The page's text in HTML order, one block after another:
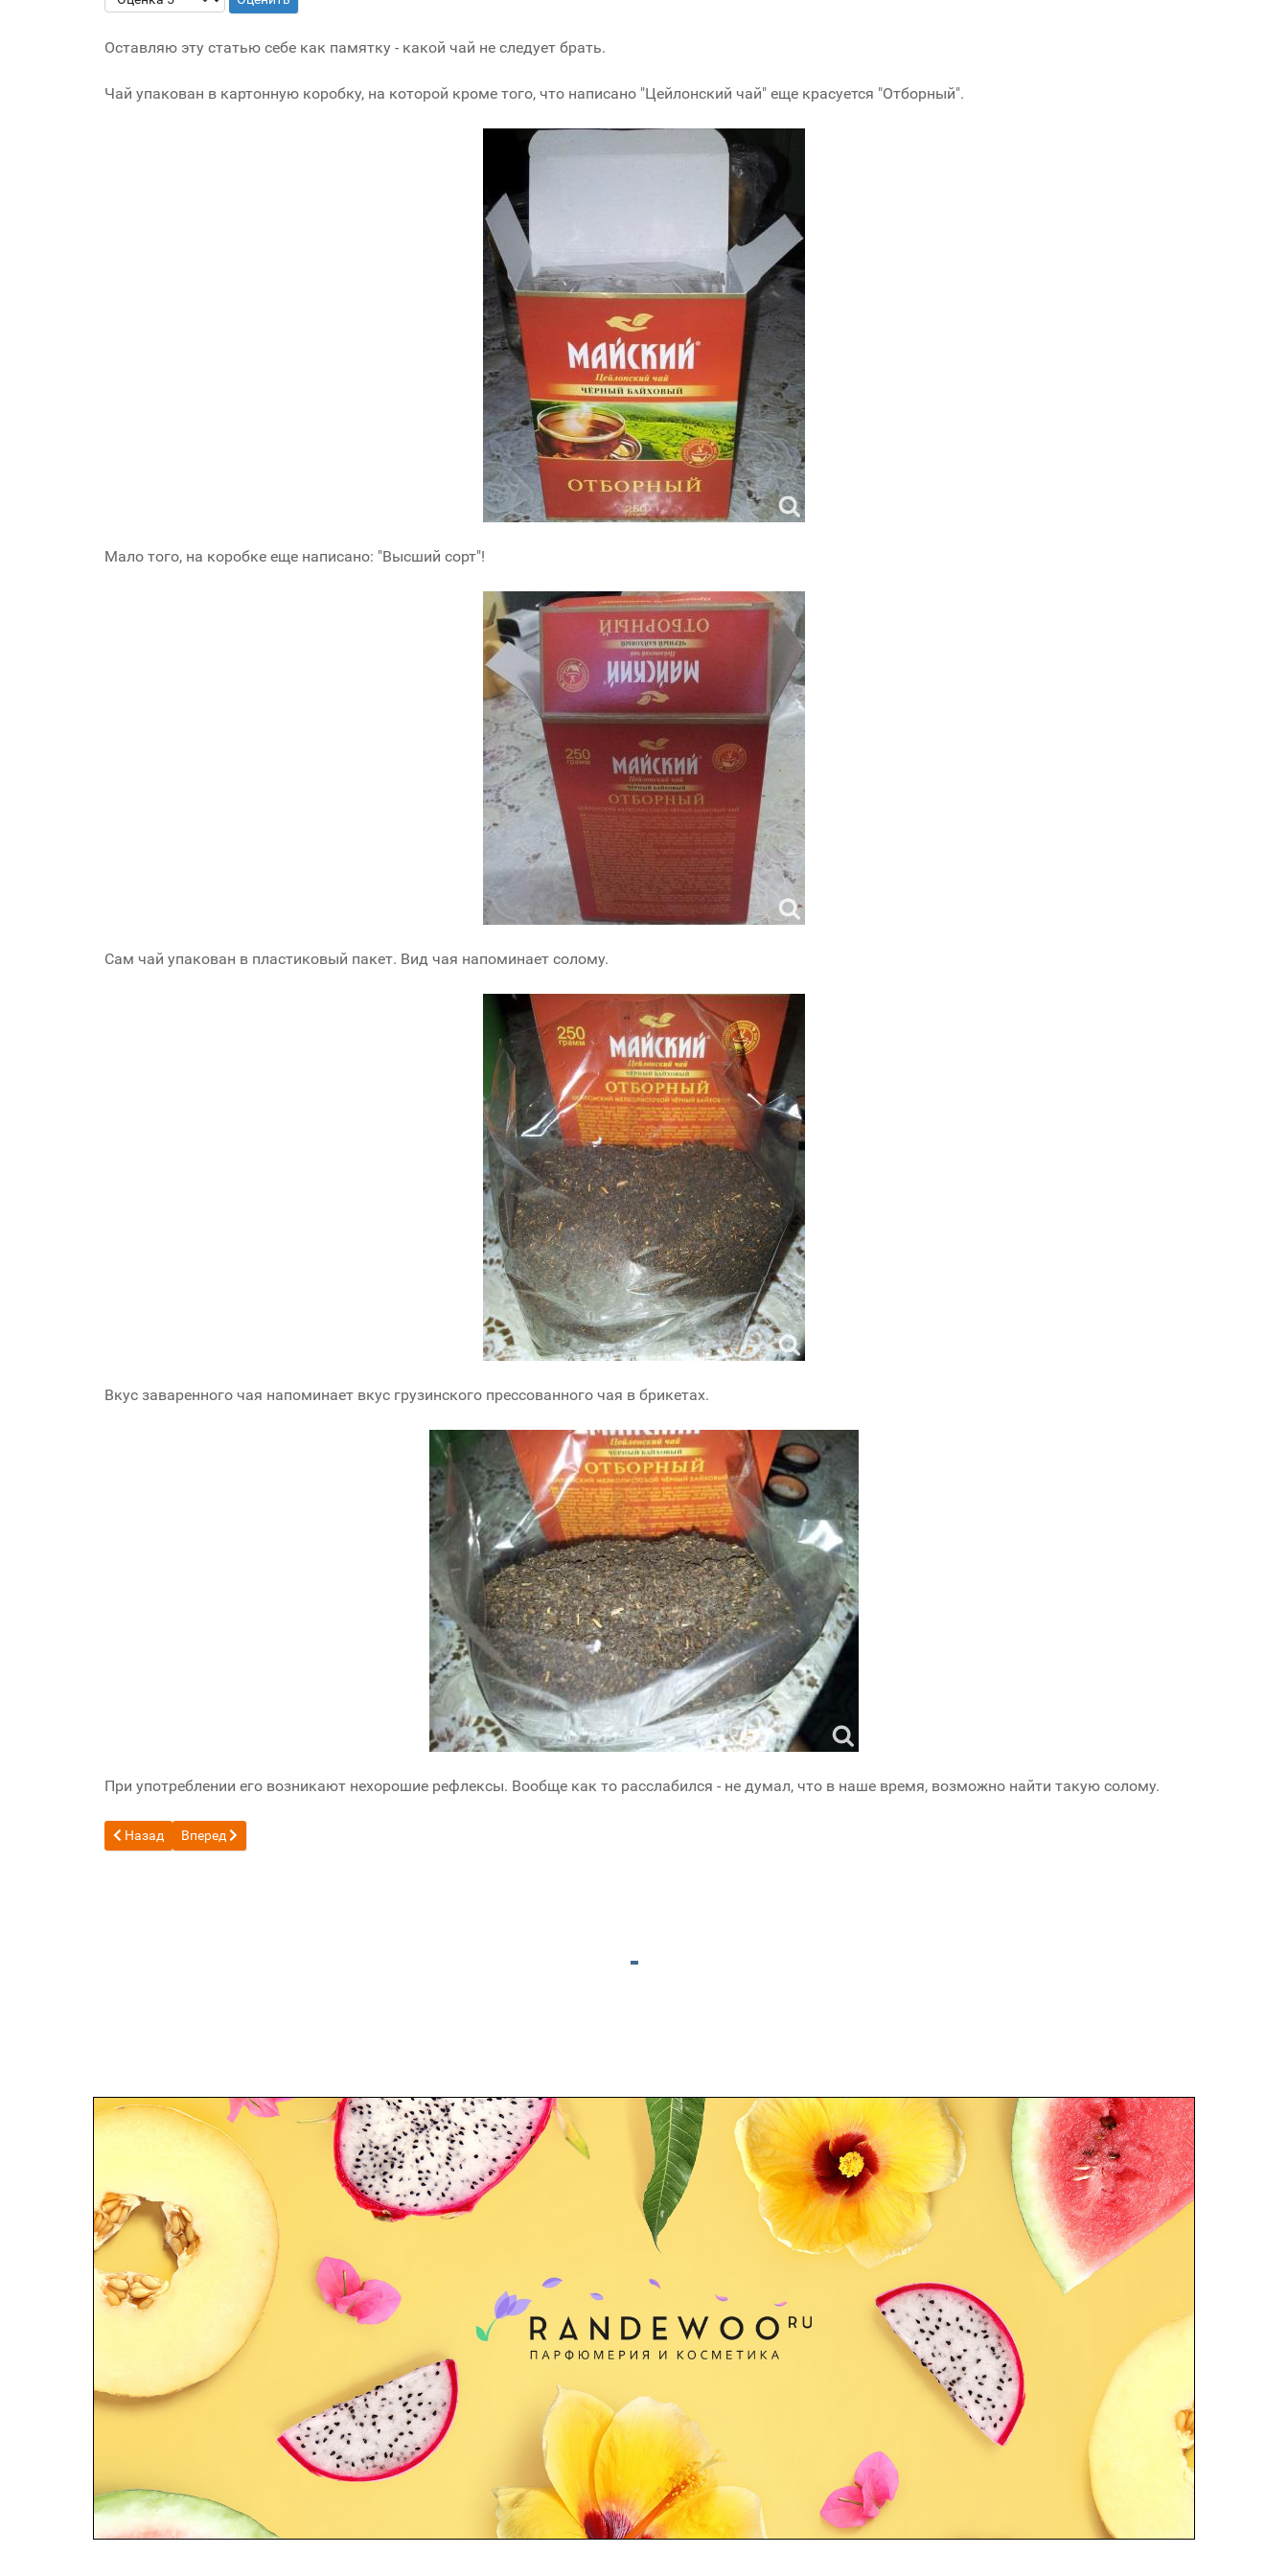
Оставляю эту статью себе как памятку - какой чай не следует брать.
Чай упакован в картонную коробку, на которой кроме того, что написано "Цейлонский чай" еще красуется "Отборный".
Мало того, на коробке еще написано: "Высший сорт"!
Сам чай упакован в пластиковый пакет. Вид чая напоминает солому.
Вкус заваренного чая напоминает вкус грузинского прессованного чая в брикетах.
При употреблении его возникают нехорошие рефлексы. Вообще как то расслабился - не думал, что в наше время, возможно найти такую солому.
Предыдущий: Обзор кофеварки DeLonghi EC9
Назад Следующий: Обзор беспроводной мыши A4Tech G7-750D Nano G
Вперед